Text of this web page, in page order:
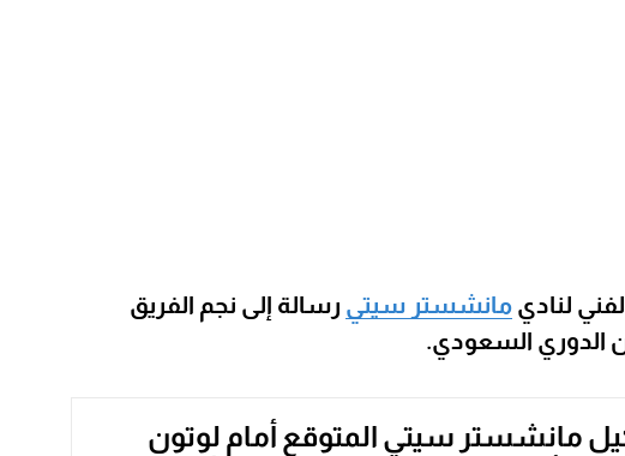
لنادي مانشستر سيتي رسالة إلى نجم الفريق
الدوري السعودي.
مانشستر سيتي المتوقع أمام لوتون